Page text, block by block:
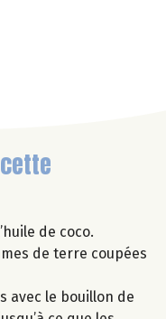
de coco.
de terre coupées
avec le bouillon de